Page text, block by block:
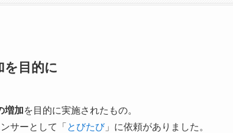
を目的に
増加 を目的に実施されたもの。
サーとして「 とびたび」に依頼がありました。